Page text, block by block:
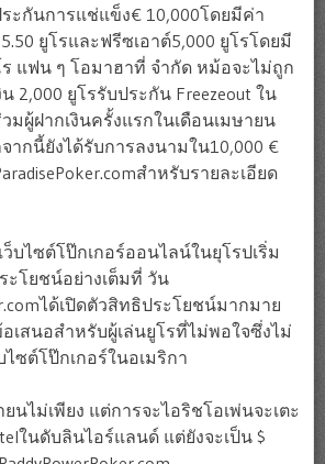
ะกันการแช่แข็ง€ 10,000โดยมีค่า
ยูโรและฟรีซเอาต์5,000 ยูโรโดยมี
ร แฟน ๆ โอมาฮาที่ จำกัด หม้อจะไม่ถูก
2,000 ยูโรรับประกัน Freezeout ใน
มผู้ฝากเงินครั้งแรกในเดือนเมษายน
กนี้ยังได้รับการลงนามใน10,000 €
สำหรับรายละเอียด
ว็บไซต์โป๊กเกอร์ออนไลน์ในยุโรปเริ่ม
ะโยชน์อย่างเต็มที่ วัน
ได้เปิดตัวสิทธิประโยชน์มากมาย
เสนอสำหรับผู้เล่นยูโรที่ไม่พอใจซึ่งไม่
ซต์โป๊กเกอร์ในอเมริกา
นไม่เพียง แต่การจะไอริชโอเพ่นจะเตะ
ในดับลินไอร์แลนด์ แต่ยังจะเป็น $